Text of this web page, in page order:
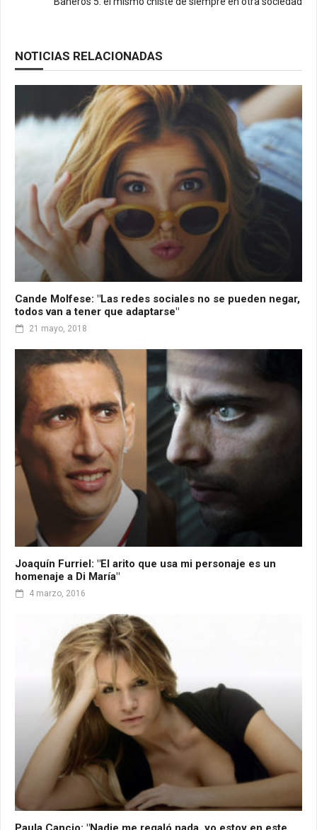
NOTICIAS RELACIONADAS
Cande Molfese: "Las redes sociales no se pueden negar,
todos van a tener que adaptarse"
21 mayo, 2018
Joaquín Furriel: "El arito que usa mi personaje es un
homenaje a Di María"
4 marzo, 2016